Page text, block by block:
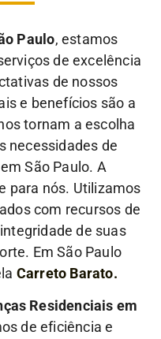
Paulo, estamos
de excelência
de nossos
e benefícios são a
tornam a escolha
necessidades de
São Paulo. A
para nós. Utilizamos
com recursos de
de suas
Em São Paulo
Carreto Barato.
Residenciais em
de eficiência e